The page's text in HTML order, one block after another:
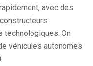
avec des
On
véhicules autonomes